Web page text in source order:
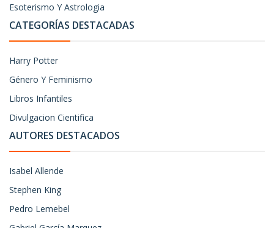
Esoterismo Y Astrologia
CATEGORÍAS DESTACADAS
Harry Potter
Género Y Feminismo
Libros Infantiles
Divulgacion Cientifica
AUTORES DESTACADOS
Isabel Allende
Stephen King
Pedro Lemebel